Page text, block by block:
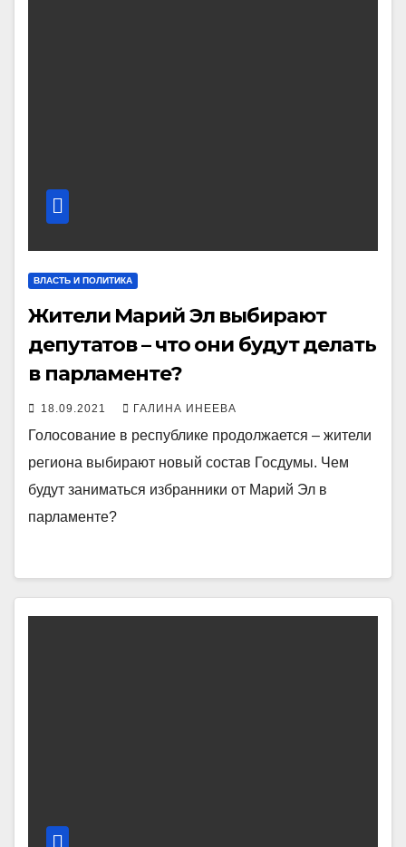
ВЛАСТЬ И ПОЛИТИКА
Жители Марий Эл выбирают
депутатов – что они будут делать
в парламенте?
18.09.2021 ГАЛИНА ИНЕЕВА
Голосование в республике продолжается – жители
региона выбирают новый состав Госдумы. Чем
будут заниматься избранники от Марий Эл в
парламенте?